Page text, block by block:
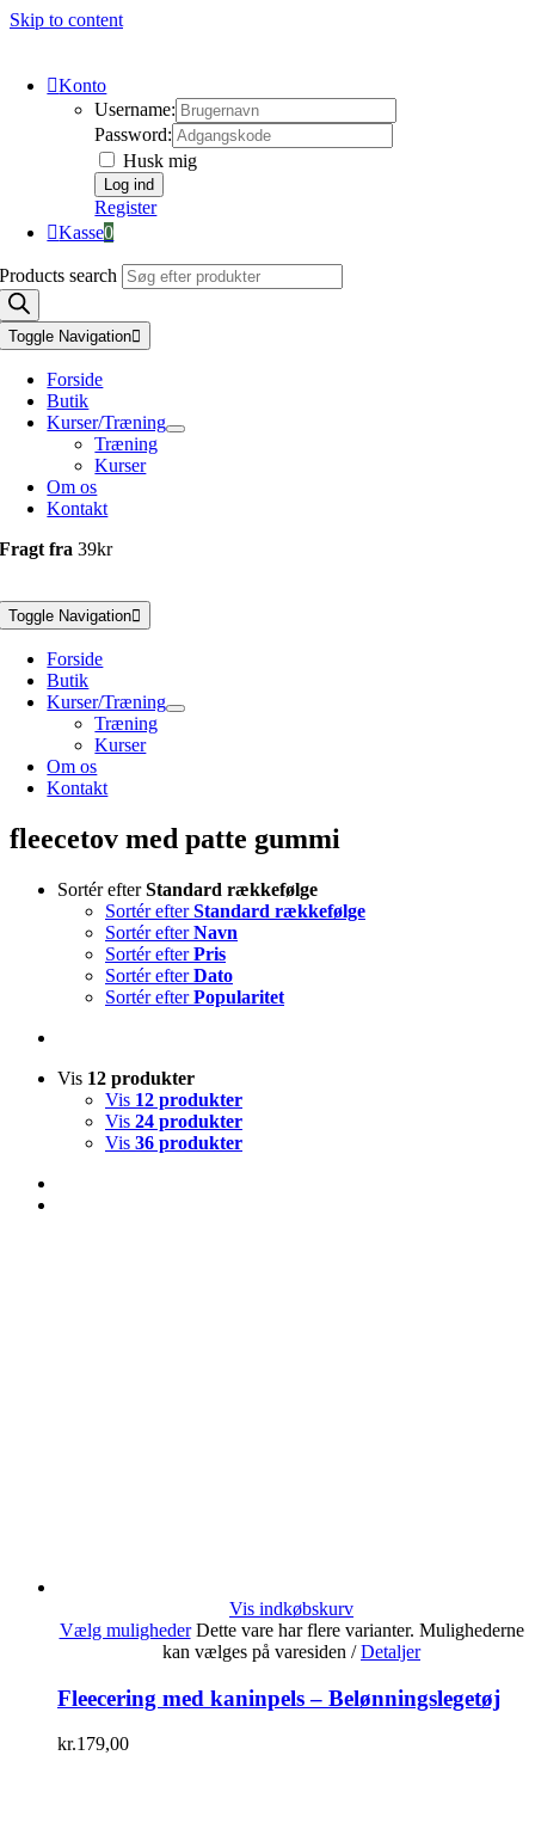
Skip to content
Konto
Username:
Password:
Husk mig
Register
Kasse0
Products search
Toggle Navigation
Forside
Butik
Kurser/Træning
Træning
Kurser
Om os
Kontakt
Fragt fra39kr
Toggle Navigation
Forside
Butik
Kurser/Træning
Træning
Kurser
Om os
Kontakt
fleecetov med patte gummi
Sortér efterStandard rækkefølge
Sortér efterStandard rækkefølge
Sortér efterNavn
Sortér efterPris
Sortér efterDato
Sortér efterPopularitet
Vis 12 produkter
Vis 12 produkter
Vis 24 produkter
Vis 36 produkter
Vis indkøbskurv
Vælg muligheder Dette vare har flere varianter. Mulighederne
kan vælges på varesiden / Detaljer
Fleecering med kaninpels – Belønningslegetøj
kr.179,00